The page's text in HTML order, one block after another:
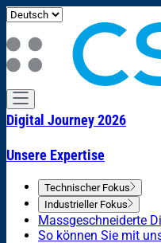
Digital Journey 2026
Unsere Expertise
Technischer Fokus
Industrieller Fokus
Massgeschneiderte
So können Sie mit